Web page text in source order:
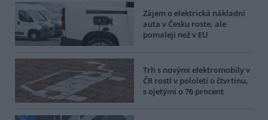
Zájem o elektrická nákladní
auta v Česku roste, ale
pomaleji než v EU
Trh s novými elektromobily v
ČR rostl v pololetí o čtvrtinu,
s ojetými o 76 procent